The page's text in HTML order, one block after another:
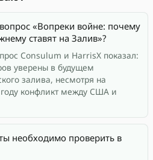
«Вопреки войне: почему
ставят на Залив»?
Consulum и HarrisX показал:
уверены в будущем
залива, несмотря на
конфликт между США и
необходимо проверить в